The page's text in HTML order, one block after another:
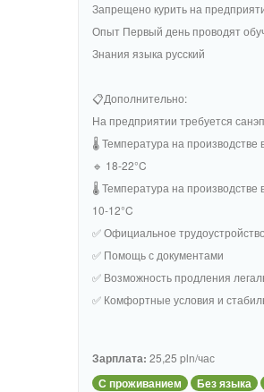
Запрещено курить на
Опыт Первый день проводят
Знания языка русский
📋Дополнительно:
На предприятии требуется
🌡 Температура на производстве
🔹 18-22°C
🌡 Температура на производстве
10-12°C
✅ Официальное
✅ Помощь с документами
✅ Возможность продления
✅ Комфортные условия и
Зарплата: 25,25 pln/час
С проживанием Без языка